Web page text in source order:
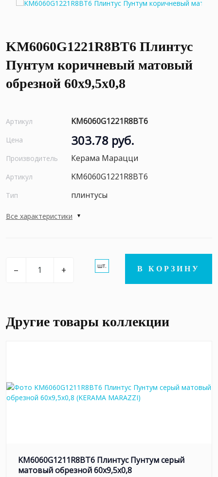
KM6060G1221R8BT6 Плинтус
Пунтум коричневый матовый
обрезной 60x9,5x0,8
Артикул KM6060G1221R8BT6
Цена 303.78 руб.
Производитель Керама Марацци
Артикул KM6060G1221R8BT6
Тип плинтусы
Все характеристики
– + шт. В КОРЗИНУ
Другие товары коллекции
KM6060G1211R8BT6 Плинтус Пунтум серый
матовый обрезной 60x9,5x0,8